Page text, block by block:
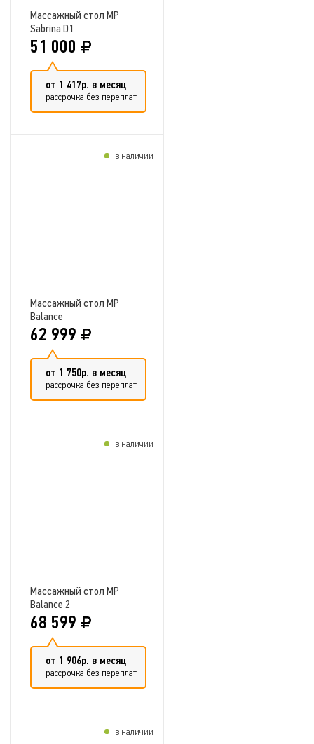
Массажный стол MP
Sabrina D1
51 000
от 1 417р. в месяц
рассрочка без переплат
Массажный стол MP
Balance
62 999
от 1 750р. в месяц
рассрочка без переплат
в наличии
Массажный стол MP
Balance 2
68 599
от 1 906р. в месяц
рассрочка без переплат
в наличии
в наличии